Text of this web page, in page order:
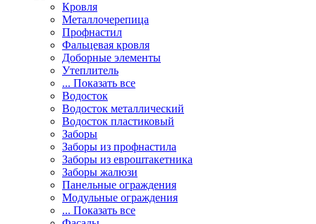
Кровля
Металлочерепица
Профнастил
Фальцевая кровля
Доборные элементы
Утеплитель
... Показать все
Водосток
Водосток металлический
Водосток пластиковый
Заборы
Заборы из профнастила
Заборы из евроштакетника
Заборы жалюзи
Панельные ограждения
Модульные ограждения
... Показать все